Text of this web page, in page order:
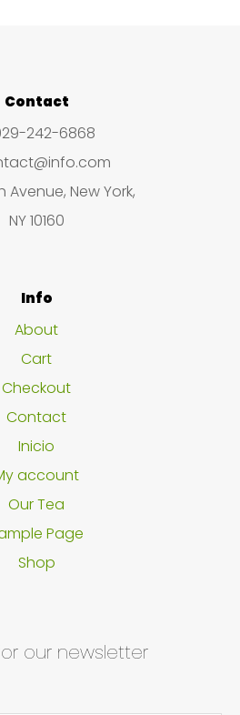
Contact
242-6868
Avenue, New York,
NY 10160
Info
About
Cart
Checkout
Contact
Inicio
account
Our Tea
Page
Shop
our newsletter